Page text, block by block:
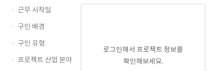
로그인해서 프로젝트 정보를
확인해보세요.
근무 시작일
구인 배경
구인 유형
프로젝트 산업 분야